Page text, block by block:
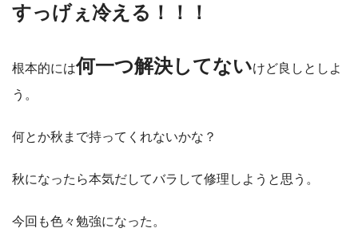
すっげぇ冷える！！！
根本的には何一つ解決してないけど良しとしよ
う。
何とか秋まで持ってくれないかな？
秋になったら本気だしてバラして修理しようと思う。
今回も色々勉強になった。